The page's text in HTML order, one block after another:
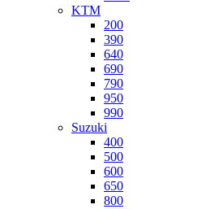
KTM
200
390
640
690
790
950
990
Suzuki
400
500
600
650
800